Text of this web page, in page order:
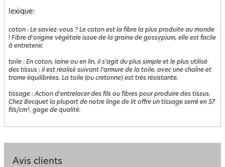
lexique:
coton : Le saviez-vous ? Le coton est la fibre la plus produite au monde
! Fibre d'origine végétale issue de la graine de gossypium, elle est facile
à entretenir.
toile : En coton, laine ou en lin, il s'agit du plus simple et le plus utilisé
des tissus : il est réalisé suivant l’armure de la toile, avec une chaîne et
trame équilibrées. La toile (ou cretonne) est très résistante.
tissage :Action d'entrelacer des fils ou fibres pour produire des tissus.
Chez Becquet la plupart de notre linge de lit offre un tissage serré en 57
fils/cm², gage de qualité.
Avis clients